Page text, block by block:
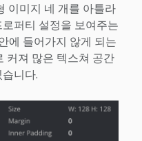
이미지 네 개를 아틀라
퍼티 설정을 보여주는
에 들어가지 않게 되는
커져 많은 텍스쳐 공간
니다.